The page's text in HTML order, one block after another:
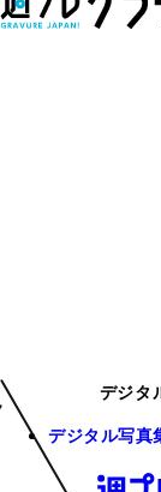
デジタ
デジタル写真